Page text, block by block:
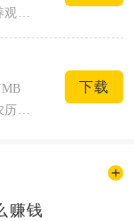
下载
赚钱